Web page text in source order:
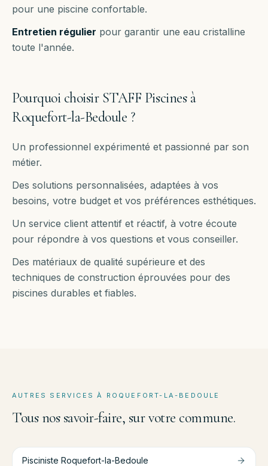
pour une piscine confortable.
Entretien régulier pour garantir une eau cristalline
toute l'année.
Pourquoi choisir STAFF Piscines à
Roquefort-la-Bedoule ?
Un professionnel expérimenté et passionné par son
métier.
Des solutions personnalisées, adaptées à vos
besoins, votre budget et vos préférences esthétiques.
Un service client attentif et réactif, à votre écoute
pour répondre à vos questions et vous conseiller.
Des matériaux de qualité supérieure et des
techniques de construction éprouvées pour des
piscines durables et fiables.
AUTRES SERVICES À ROQUEFORT-LA-BEDOULE
Tous nos savoir-faire, sur votre commune.
Pisciniste Roquefort-la-Bedoule